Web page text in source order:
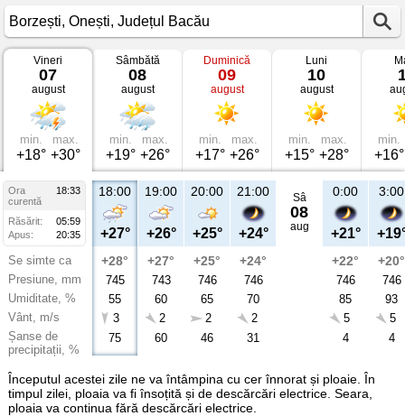
Vremea
Borzești
Onești,
Județul
Bacău
Vineri
07
august
min.
+18°
max.
+30°
Sâmbătă
08
august
min.
+19°
max.
+26°
Duminică
09
august
min.
+17°
max.
+26°
Luni
10
august
min.
+15°
max.
+28°
min.
+16°
Ora
18:33
curentă
Răsărit:
05:59
Apus:
20:35
Se simte ca
Presiune, mm
Umiditate, %
Vânt, m/s
Șanse de
precipitații, %
18:00
+27°
+28°
745
55
3
75
19:00
+26°
+27°
743
60
2
60
20:00
+25°
+25°
746
65
2
46
21:00
+24°
+24°
746
70
2
31
Sâ
08
aug
0:00
+21°
+22°
746
85
5
4
3:00
+20°
746
93
5
4
Începutul acestei zile ne va întâmpina cu cer înnorat și ploaie. În
timpul zilei, ploaia va fi însoțită și de descărcări electrice. Seara,
ploaia va continua fără descărcări electrice.